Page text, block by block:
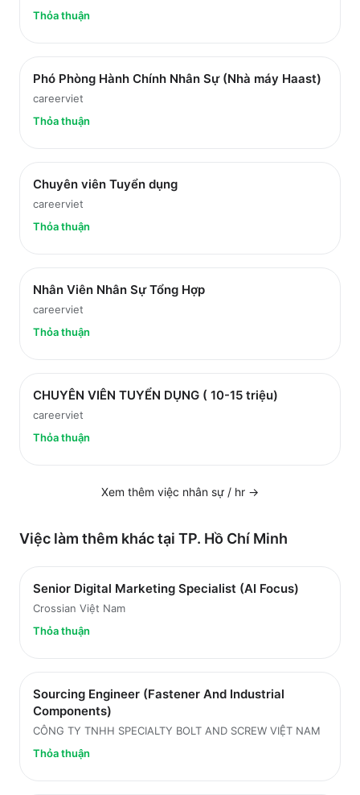
Thỏa thuận
Phó Phòng Hành Chính Nhân Sự (Nhà máy Haast)
careerviet
Thỏa thuận
Chuyên viên Tuyển dụng
careerviet
Thỏa thuận
Nhân Viên Nhân Sự Tổng Hợp
careerviet
Thỏa thuận
CHUYÊN VIÊN TUYỂN DỤNG ( 10-15 triệu)
careerviet
Thỏa thuận
Xem thêm việc nhân sự / hr →
Việc làm thêm khác tại TP. Hồ Chí Minh
Senior Digital Marketing Specialist (AI Focus)
Crossian Việt Nam
Thỏa thuận
Sourcing Engineer (Fastener And Industrial
Components)
CÔNG TY TNHH SPECIALTY BOLT AND SCREW VIỆT NAM
Thỏa thuận